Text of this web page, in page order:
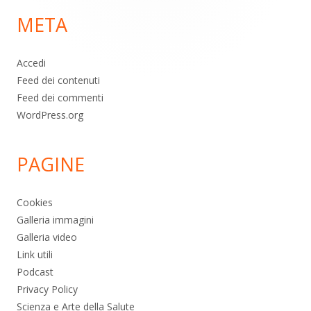
pagina
META
Accedi
Feed dei contenuti
Feed dei commenti
WordPress.org
PAGINE
Cookies
Galleria immagini
Galleria video
Link utili
Podcast
Privacy Policy
Scienza e Arte della Salute